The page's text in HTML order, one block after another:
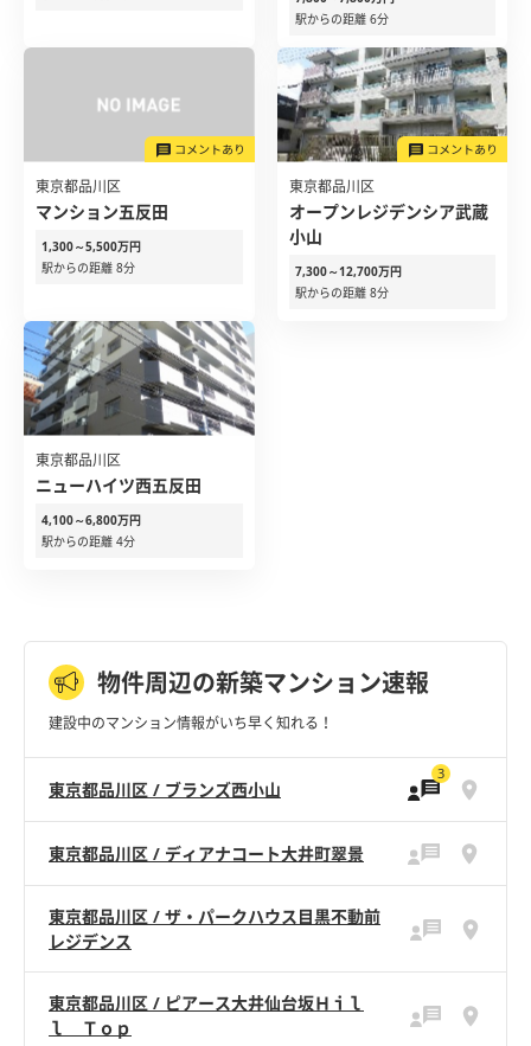
駅からの距離 6分
東京都品川区
マンション五反田
1,300～5,500万円
駅からの距離 8分
東京都品川区
オープンレジデンシア武蔵
小山
7,300～12,700万円
駅からの距離 8分
東京都品川区
ニューハイツ西五反田
4,100～6,800万円
駅からの距離 4分
物件周辺の新築マンション速報
建設中のマンション情報がいち早く知れる！
東京都品川区 / ブランズ西小山
3
東京都品川区 / ディアナコート大井町翠景
東京都品川区 / ザ・パークハウス目黒不動前
レジデンス
東京都品川区 / ピアース大井仙台坂Ｈｉｌ
ｌ Ｔｏｐ